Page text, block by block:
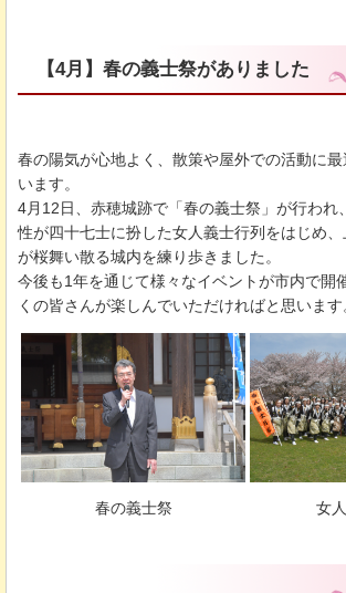
【4月】春の義士祭がありました
春の陽気が心地よく、散策や屋外での活動に
います。
4月12日、赤穂城跡で「春の義士祭」が行われ
性が四十七士に扮した女人義士行列をはじめ
が桜舞い散る城内を練り歩きました。
今後も1年を通じて様々なイベントが市内で開
くの皆さんが楽しんでいただければと思います
春の義士祭 女